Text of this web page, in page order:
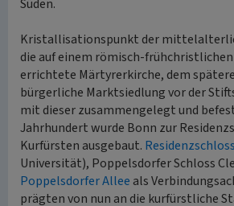
Süden.
Kristallisationspunkt der
die auf einem römisch-
errichtete Märtyrerkirche, dem
bürgerliche Marktsiedlung vor der
mit dieser zusammengelegt und
Jahrhundert wurde Bonn zur
Kurfürsten ausgebaut. Residenzschloss
Universität), Poppelsdorfer Schloss
Poppelsdorfer Allee als
prägten von nun an die kurfürstliche